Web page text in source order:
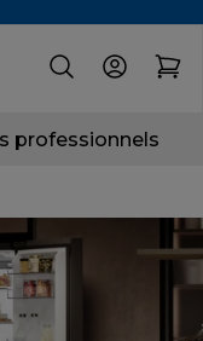
professionnels